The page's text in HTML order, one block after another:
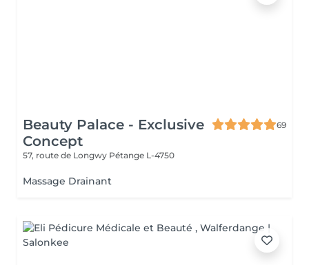
Beauty Palace - Exclusive
Concept
69
57, route de Longwy Pétange L-4750
Massage Drainant